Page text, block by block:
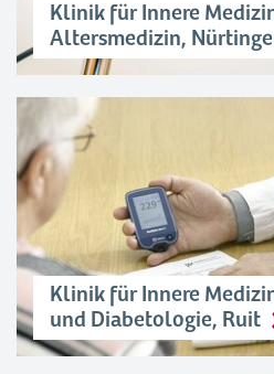
Klinik für Innere
Altersmedizin,
Klinik für Innere
und Diabetologie, Ruit